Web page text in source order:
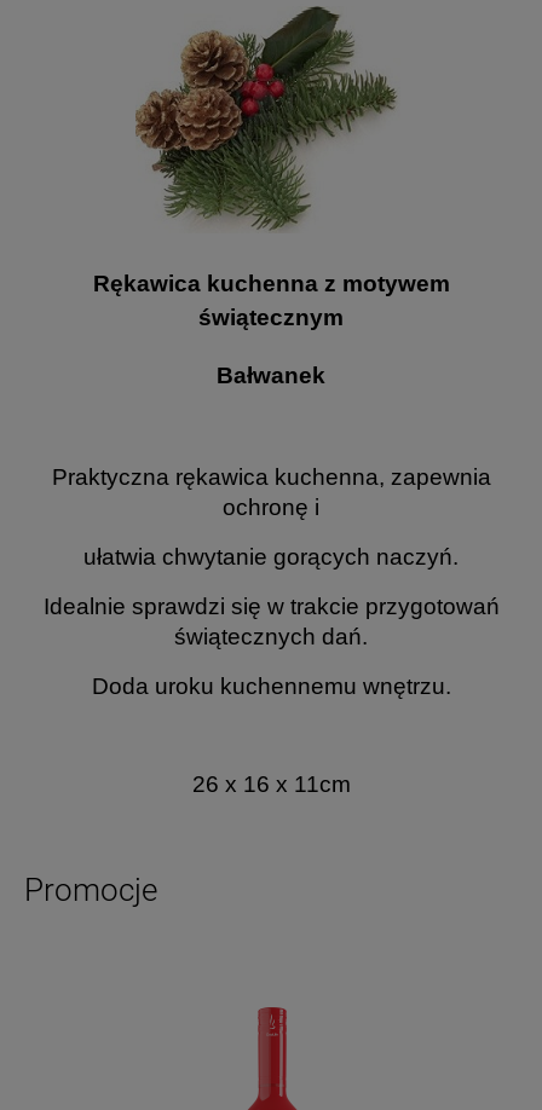
Rękawica kuchenna z motywem
świątecznym
Bałwanek
Praktyczna rękawica kuchenna, zapewnia
ochronę i
ułatwia chwytanie gorących naczyń.
Idealnie sprawdzi się w trakcie przygotowań
świątecznych dań.
Doda uroku kuchennemu wnętrzu.
26 x 16 x 11cm
Promocje